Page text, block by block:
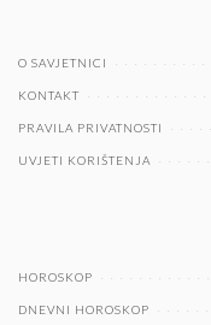
O SAVJETNICI
KONTAKT
PRAVILA PRIVATNOSTI
UVJETI KORIŠTENJA
HOROSKOP
DNEVNI HOROSKOP